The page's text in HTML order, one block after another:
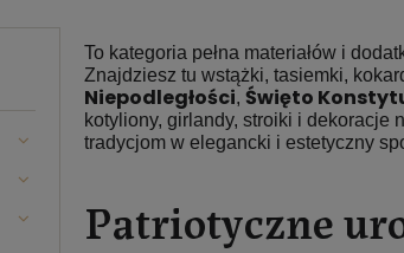
To kategoria pełna materiałów i
Znajdziesz tu wstążki, tasiemki,
Niepodległości, Święto
kotyliony, girlandy, stroiki i dekoracje
tradycjom w elegancki i estetyczny
Patriotyczne